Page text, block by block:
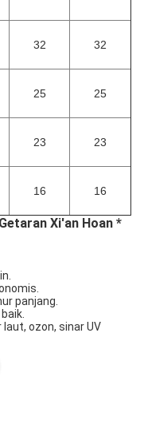
32 32
25 25
23 23
16 16
Xi'an Hoan *
panjang.
ozon, sinar UV